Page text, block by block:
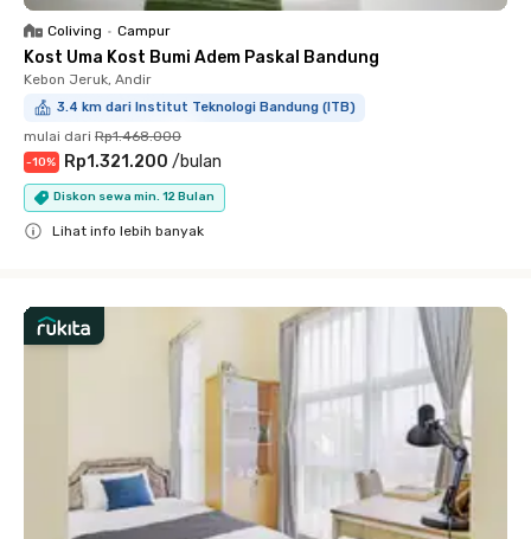
Coliving • Campur
Kost Uma Kost Bumi Adem Paskal Bandung
Kebon Jeruk, Andir
3.4 km dari Institut Teknologi Bandung (ITB)
mulai dari Rp1.468.000
-10% Rp1.321.200 /bulan
Diskon sewa min. 12 Bulan
Lihat info lebih banyak